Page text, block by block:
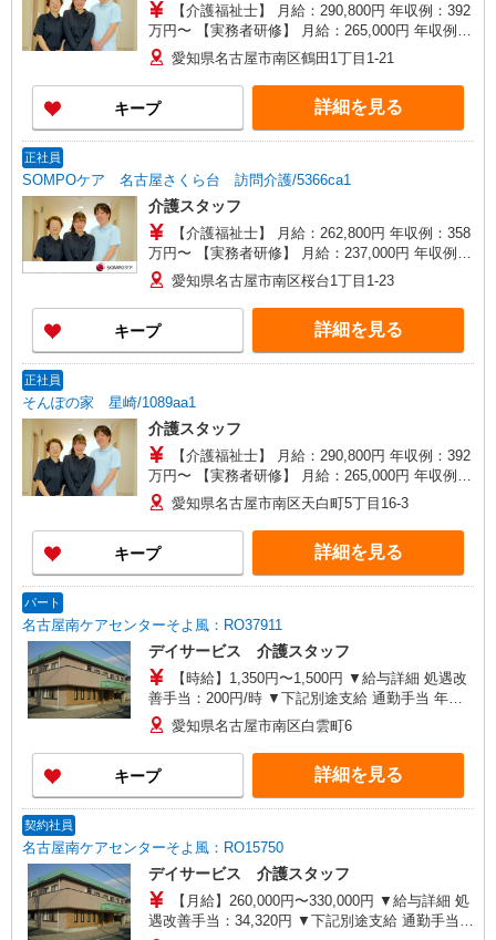
【介護福祉士】 月給：290,800円 年収例：392
万円〜 【実務者研修】 月給：265,000円 年収例：
360万円〜 【初任者研修・無資格】 月給：
249,300円 年収例：337万円〜 ※職務手当、働き
がい向上手当、日祝手当（月平均2回分）、夜勤手
当（月平均5回分）等、毎月平均的に支払われる手
当を含みます。 ※介護福祉士のみ、特別職務手当
分〜） ◎賞与 基本給2.08ヶ月分/年支給
愛知県名古屋市南区鶴田1丁目1-21
キープ 詳細を見る
正社員
SOMPOケア 名古屋さくら台 訪問介護/5366ca1
介護スタッフ
【介護福祉士】 月給：262,800円 年収例：358
万円〜 【実務者研修】 月給：237,000円 年収例：
325万円〜 【初任者研修】 月給：221,300円 年収
例：304万円〜 ※職務手当、働きがい向上手当、
日祝手当（月平均2回分）等、毎月平均的に支払わ
れる手当を含みます。 ※介護福祉士のみ、特別職
務手当も含む ■夜勤手当別途支給：5,000円/回 ◎
与 基本給2.08ヶ月分/年支給
愛知県名古屋市南区桜台1丁目1-23
キープ 詳細を見る
正社員
そんぽの家 星崎/1089aa1
介護スタッフ
【介護福祉士】 月給：290,800円 年収例：392
万円〜 【実務者研修】 月給：265,000円 年収例：
360万円〜 【初任者研修・無資格】 月給：
249,300円 年収例：337万円〜 ※職務手当、働き
がい向上手当、日祝手当（月平均2回分）、夜勤手
当（月平均5回分）等、毎月平均的に支払われる手
当を含みます。 ※介護福祉士のみ、特別職務手当
分〜） ◎賞与 基本給2.08ヶ月分/年支給
愛知県名古屋市南区天白町5丁目16-3
キープ 詳細を見る
パート
名古屋南ケアセンターそよ風：RO37911
デイサービス 介護スタッフ
【時給】1,350円〜1,500円 ▼給与詳細 処遇改
善手当：200円/時 ▼下記別途支給 通勤手当 年末
年始手当：380円/時 寸志あり：年2回（6月・12
月） ※業績による ※処遇改善手当は試用期間中(3
ヶ月)は支給なし
愛知県名古屋市南区白雲町6
キープ 詳細を見る
契約社員
名古屋南ケアセンターそよ風：RO15750
デイサービス 介護スタッフ
【月給】260,000円〜330,000円 ▼給与詳細 処
遇改善手当：34,320円 ▼下記別途支給 通勤手当